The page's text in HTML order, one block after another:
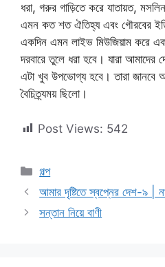
ধরা, গরুর গাড়িতে করে যাতায়ত,
এমন কত শত ঐতিহ্য এবং গৌরবের
একদিন এমন লাইভ মিউজিয়াম করে
দরবারে তুলে ধরা হবে। যারা আমাদের
এটা খুব উপভোগ্য হবে। তারা জানবে
বৈচিত্র্যময় ছিলো।
Post Views: 542
Categories
গল্প
আমার দৃষ্টিতে স্বপ্নের দেশ-৯ |
সন্তান নিয়ে বাণী